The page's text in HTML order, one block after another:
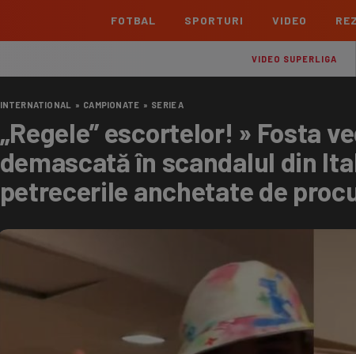
FOTBAL
Echipe
Liga 2
Clasament
Cupa României Betano
Echipe Meciuri
Echipe
Echipe
SPORTURI VIDEO
VIDEO SUPERLIGA
INTERNATIONAL » CAMPIONATE » SERIE A
„Regele” escortelor! » Fosta
demascată în scandalul din
petrecerile anchetate de